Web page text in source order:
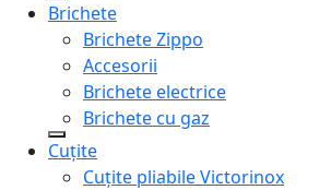
Brichete
Brichete Zippo
Accesorii
Brichete electrice
Brichete cu gaz
Cuțite
Cuțite pliabile Victorinox